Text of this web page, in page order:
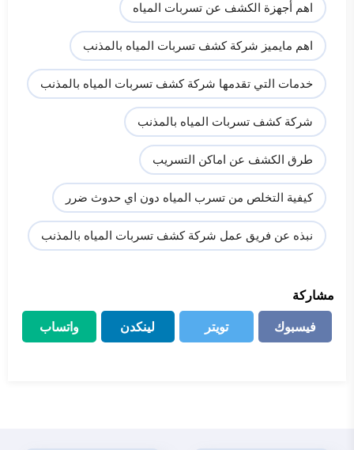
اهم أجهزة الكشف عن تسربات المياه
اهم مايميز شركة كشف تسربات المياه بالمذنب
خدمات التي تقدمها شركة كشف تسربات المياه بالمذنب
شركة كشف تسربات المياه بالمذنب
طرق الكشف عن اماكن التسريب
كيفية التخلص من تسرب المياه دون اي حدوث ضرر
نبذه عن فريق عمل شركة كشف تسربات المياه بالمذنب
مشاركة
فيسبوك
فيسبوك
تويتر
تويتر
لينكدن
لينكدن
واتساب
واتساب